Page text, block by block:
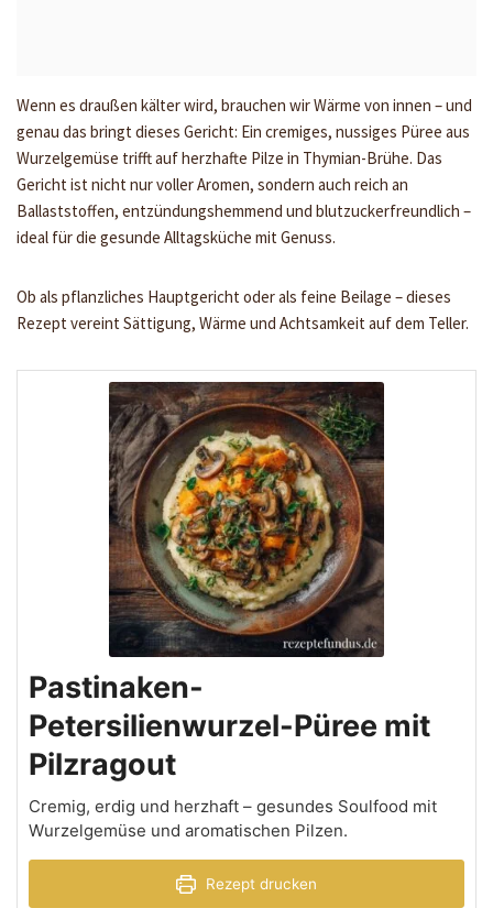
Wenn es draußen kälter wird, brauchen wir Wärme von innen – und
genau das bringt dieses Gericht: Ein cremiges, nussiges Püree aus
Wurzelgemüse trifft auf herzhafte Pilze in Thymian-Brühe. Das
Gericht ist nicht nur voller Aromen, sondern auch reich an
Ballaststoffen, entzündungshemmend und blutzuckerfreundlich –
ideal für die gesunde Alltagsküche mit Genuss.
Ob als pflanzliches Hauptgericht oder als feine Beilage – dieses
Rezept vereint Sättigung, Wärme und Achtsamkeit auf dem Teller.
Pastinaken-
Petersilienwurzel-Püree mit
Pilzragout
Cremig, erdig und herzhaft – gesundes Soulfood mit
Wurzelgemüse und aromatischen Pilzen.
Rezept drucken